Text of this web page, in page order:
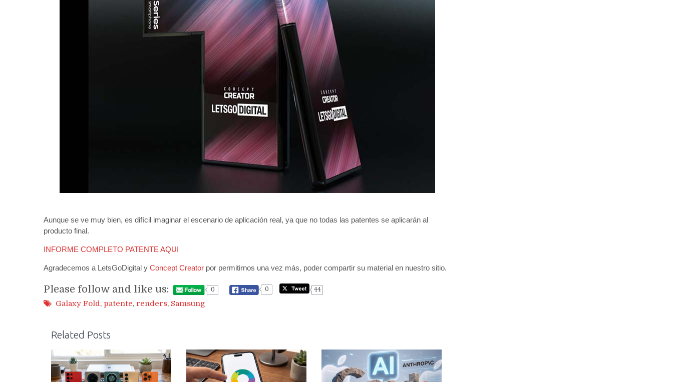
Aunque se ve muy bien, es difícil imaginar el escenario de aplicación real, ya que no todas las patentes se aplicarán al
producto final.
INFORME COMPLETO PATENTE AQUI
Agradecemos a LetsGoDigital y Concept Creator por permitirnos una vez más, poder compartir su material en nuestro sitio.
Please follow and like us: 0 0 44
Galaxy Fold, patente, renders, Samsung
Related Posts